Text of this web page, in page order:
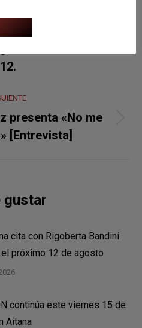
Publicación
anterior:
12.
Publicación
siguiente:
presenta «No me
[Entrevista]
gustar
cita con Rigoberta Bandini
el próximo 12 de agosto
continúa este viernes 15 de
Aitana